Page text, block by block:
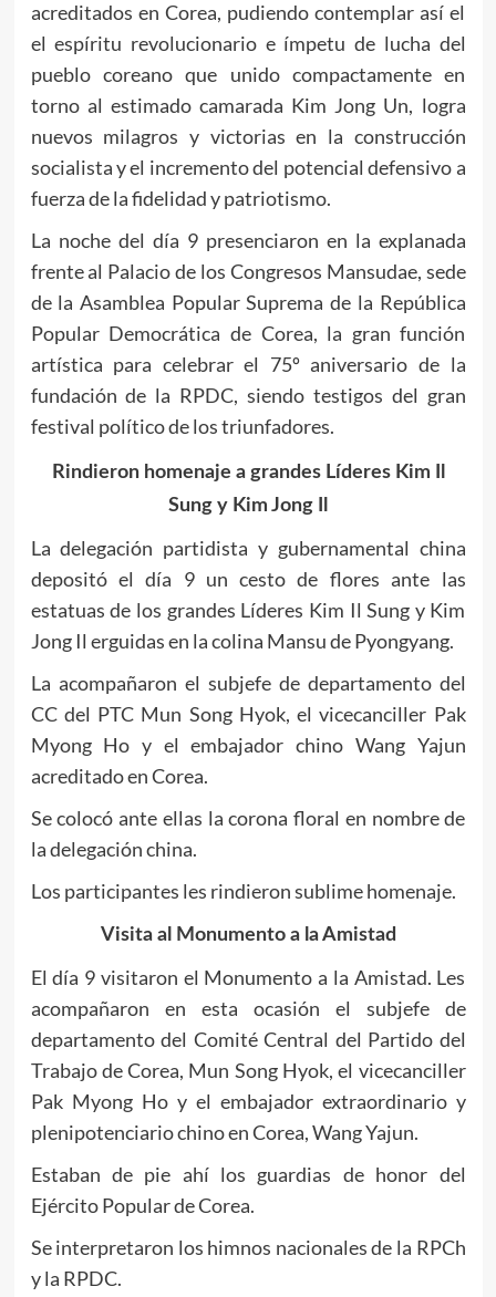
acreditados en Corea, pudiendo contemplar así el
el espíritu revolucionario e ímpetu de lucha del
pueblo coreano que unido compactamente en
torno al estimado camarada Kim Jong Un, logra
nuevos milagros y victorias en la construcción
socialista y el incremento del potencial defensivo a
fuerza de la fidelidad y patriotismo.
La noche del día 9 presenciaron en la explanada
frente al Palacio de los Congresos Mansudae, sede
de la Asamblea Popular Suprema de la República
Popular Democrática de Corea, la gran función
artística para celebrar el 75º aniversario de la
fundación de la RPDC, siendo testigos del gran
festival político de los triunfadores.
Rindieron homenaje a grandes Líderes Kim Il
Sung y Kim Jong Il
La delegación partidista y gubernamental china
depositó el día 9 un cesto de flores ante las
estatuas de los grandes Líderes Kim Il Sung y Kim
Jong Il erguidas en la colina Mansu de Pyongyang.
La acompañaron el subjefe de departamento del
CC del PTC Mun Song Hyok, el vicecanciller Pak
Myong Ho y el embajador chino Wang Yajun
acreditado en Corea.
Se colocó ante ellas la corona floral en nombre de
la delegación china.
Los participantes les rindieron sublime homenaje.
Visita al Monumento a la Amistad
El día 9 visitaron el Monumento a la Amistad. Les
acompañaron en esta ocasión el subjefe de
departamento del Comité Central del Partido del
Trabajo de Corea, Mun Song Hyok, el vicecanciller
Pak Myong Ho y el embajador extraordinario y
plenipotenciario chino en Corea, Wang Yajun.
Estaban de pie ahí los guardias de honor del
Ejército Popular de Corea.
Se interpretaron los himnos nacionales de la RPCh
y la RPDC.